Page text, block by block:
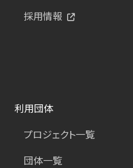
採用情報
利用団体
プロジェクト一覧
団体一覧